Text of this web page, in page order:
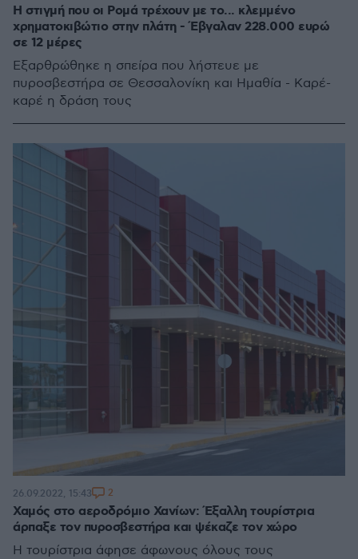
Η στιγμή που οι Ρομά τρέχουν με το... κλεμμένο
χρηματοκιβώτιο στην πλάτη - Έβγαλαν 228.000 ευρώ
σε 12 μέρες
Εξαρθρώθηκε η σπείρα που λήστευε με
πυροσβεστήρα σε Θεσσαλονίκη και Ημαθία - Καρέ-
καρέ η δράση τους
Χαμός στο αεροδρόμιο Χανίων: Έξαλλη τουρίστρια
άρπαξε τον πυροσβεστήρα και ψέκαζε τον χώρο
Η τουρίστρια άφησε άφωνους όλους τους
26.09.2022, 15:43 2